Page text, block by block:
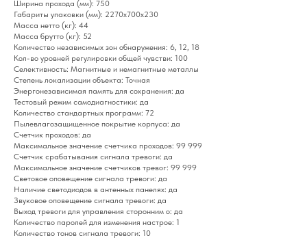
Ширина прохода (мм): 750
Габариты упаковки (мм): 2270х700х230
Масса нетто (кг): 44
Масса брутто (кг): 52
Количество независимых зон обнаружения: 6, 12, 18
Кол-во уровней регулировки общей чувстви: 100
Селективность: Магнитные и немагнитные металлы
Степень локализации объекта: Точная
Энергонезависимая память для сохранения: да
Тестовый режим самодиагностики: да
Количество стандартных программ: 72
Пылевлагозащищенное покрытие корпуса: да
Счетчик проходов: да
Максимальное значение счетчика проходов: 99 999
Счетчик срабатывания сигнала тревоги: да
Максимальное значение счетчиков тревог: 99 999
Световое оповещение сигнала тревоги: да
Наличие светодиодов в антенных панелях: да
Звуковое оповещение сигнала тревоги: да
Выход тревоги для управления сторонним о: да
Количество паролей для изменения настрое: 1
Количество тонов сигнала тревоги: 10